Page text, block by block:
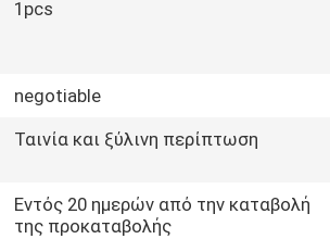
1pcs
negotiable
Ταινία και ξύλινη περίπτωση
Εντός 20 ημερών από την καταβολή
της προκαταβολής